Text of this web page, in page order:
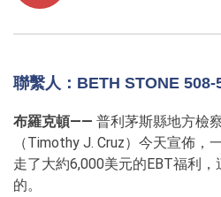
聯繫人：BETH STONE 508-
布羅克頓—— 普利茅斯縣地方檢
（Timothy J. Cruz）今天宣佈，
走了大約6,000美元的EBT福利
的。